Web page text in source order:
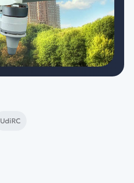
UdiRC
Спецтехника
Железные дороги
Конструкторы
Запчасти для моделей